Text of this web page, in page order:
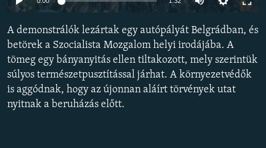
EURÓPAI UNIÓ
VILÁG
KLÍMAVÁLTOZÁS
A MÚLT TANULSÁGAI
KÖVESSEN MINKET!
A demonstrálók lezártak egy autópályát Belgrádban, és
betörek a Szocialista Mozgalom helyi irodájába. A
tömeg egy bányanyitás ellen tiltakozott, mely szerintük
súlyos természetpusztítással járhat. A környezetvédők
is aggódnak, hogy az újonnan aláírt törvények utat
nyitnak a beruházás előtt.